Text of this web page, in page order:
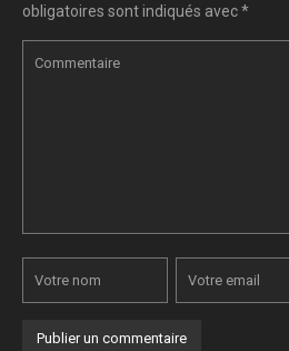
obligatoires sont indiqués avec*